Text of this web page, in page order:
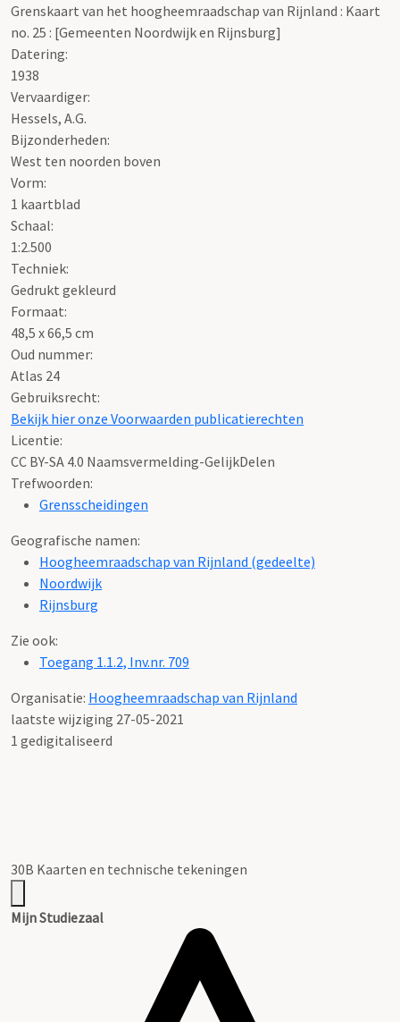
B-1845_25
Rijnland : Kaart no. 25 : [Gemeenten Noordwijk en Rijn..., 1938
Beschrijving:
Grenskaart van het hoogheemraadschap van Rijnland : Kaart
no. 25 : [Gemeenten Noordwijk en Rijnsburg]
Datering:
1938
Vervaardiger:
Hessels, A.G.
Bijzonderheden:
West ten noorden boven
Vorm:
1 kaartblad
Schaal:
1:2.500
Techniek:
Formaat:
48,5 x 66,5 cm
Oud nummer:
Atlas 24
Gebruiksrecht:
Bekijk hier onze Voorwaarden publicatierechten
CC BY-SA 4.0 Naamsvermelding-GelijkDelen
Trefwoorden:
Grensscheidingen
Zie ook:
Hoogheemraadschap van Rijnland
laatste wijziging 27-05-2021